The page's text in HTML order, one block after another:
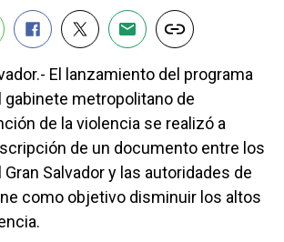
El lanzamiento del programa
gabinete metropolitano de
de la violencia se realizó a
de un documento entre los
Salvador y las autoridades de
como objetivo disminuir los altos